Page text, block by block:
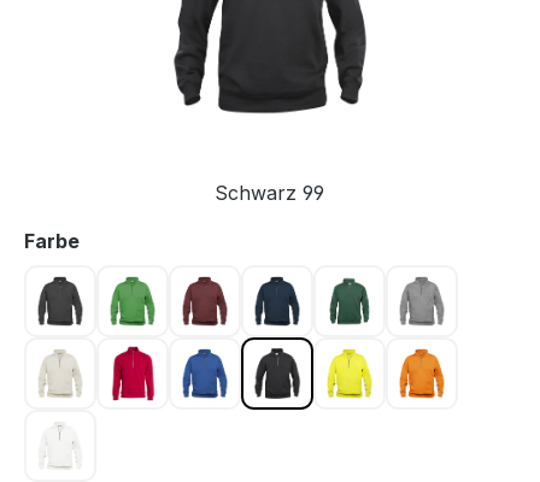
Schwarz 99
Farbeauswählen
Anthrazit meliert 955
Apfelgrün 605
Bordeaux 38Dunkel Marine 580
Flaschengrün 68
Graumeliert
Hellkhaki 815Rot 35 Royal Blau 55Schwarz 99Warnschutz Gelb 11
Warnschutz
Weiss 00